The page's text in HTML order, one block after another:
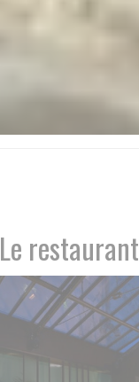
Le restaurant